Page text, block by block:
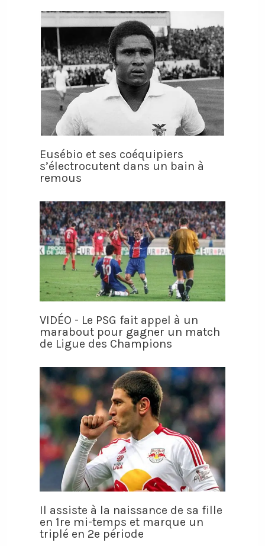
Eusébio et ses coéquipiers
s’électrocutent dans un bain à
remous
VIDÉO - Le PSG fait appel à un
marabout pour gagner un match
de Ligue des Champions
Il assiste à la naissance de sa fille
en 1re mi-temps et marque un
triplé en 2e période